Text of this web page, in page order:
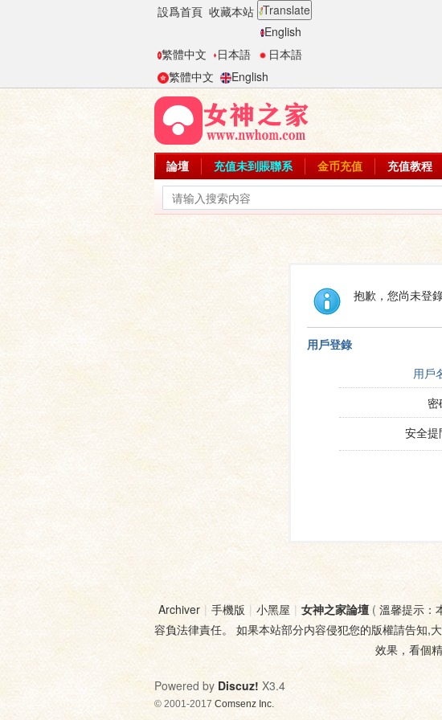
設爲首頁 收藏本站 Translate
English
繁體中文
日本語
日本語
繁體中文
English
論壇 充值未到賬聯系 金币充值 充值教程
抱歉，您尚未登
用戶登錄
用戶
密
安全提
Archiver | 手機版 | 小黑屋 | 女神之家論壇( 溫馨提示：
容負法律責任。 如果本站部分内容侵犯您的版權請告知,
效果，看個
Powered by Discuz! X3.4
© 2001-2017 Comsenz Inc.